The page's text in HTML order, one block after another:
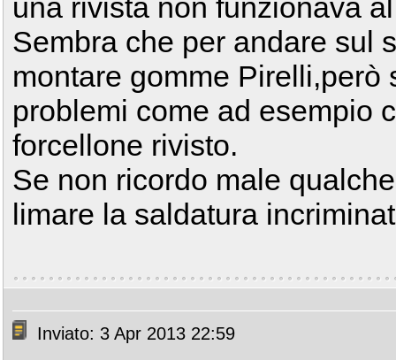
una rivista non funzionava
Sembra che per andare sul
montare gomme
problemi come ad esempio
forcellone rivisto.
Se non ricordo male
limare la saldatura
Inviato: 3 Apr 2013 22:59